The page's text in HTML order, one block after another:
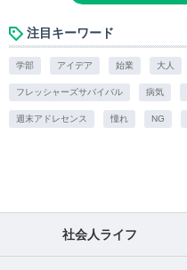
注目キーワード
学部 アイデア 始業 大人
フレッシャーズサバイバル 病気
週末アドレセンス 憧れ NG
社会人ライフ